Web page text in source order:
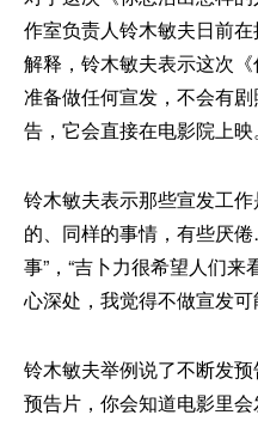
作室负责人铃木敏夫日前
解释，铃木敏夫表示这次
准备做任何宣发，不会有
告，它会直接在电影院上映。
铃木敏夫表示那些宣发工
的、同样的事情，有些厌
事”，“吉卜力很希望人们
心深处，我觉得不做宣发可
铃木敏夫举例说了不断发
预告片，你会知道电影里